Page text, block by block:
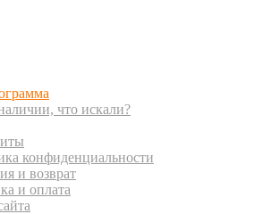
что искали?
конфиденциальности
и возврат
и оплата